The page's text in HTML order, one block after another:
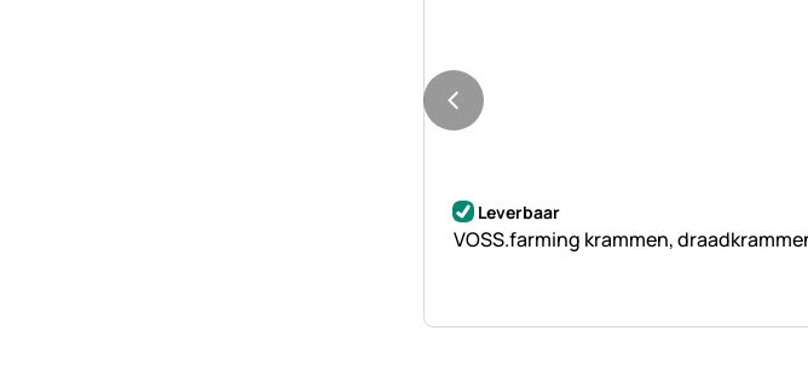
Nog geen beoordelingen geplaatst
Leverbaar
VOSS.farming krammen,